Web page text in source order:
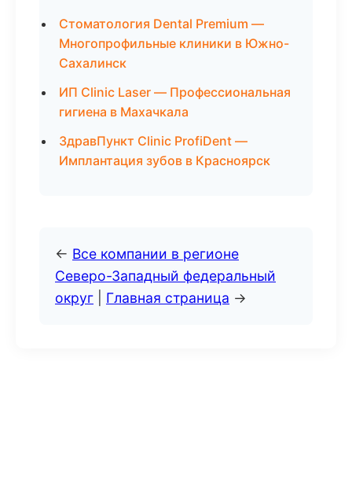
Стоматология Dental Premium —
Многопрофильные клиники в Южно-
Сахалинск
ИП Clinic Laser — Профессиональная
гигиена в Махачкала
ЗдравПункт Clinic ProfiDent —
Имплантация зубов в Красноярск
← Все компании в регионе
Северо-Западный федеральный
округ
Главная страница →